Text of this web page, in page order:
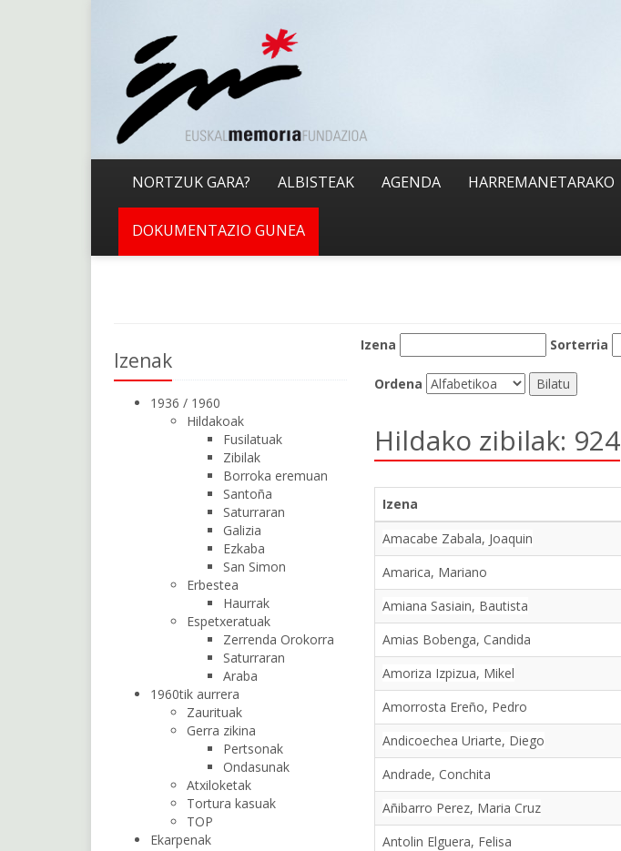
NORTZUK GARA? ALBISTEAK AGENDA HARREMANETARAKO
DOKUMENTAZIO GUNEA
Izenak
1936 / 1960
Hildakoak
Fusilatuak
Zibilak
Borroka eremuan
Santoña
Saturraran
Galizia
Ezkaba
San Simon
Erbestea
Haurrak
Espetxeratuak
Zerrenda Orokorra
Saturraran
Araba
1960tik aurrera
Zaurituak
Gerra zikina
Pertsonak
Ondasunak
Atxiloketak
Tortura kasuak
TOP
Ekarpenak
Izena Sorterria
Ordena
Hildako zibilak: 924
Izena
Amacabe Zabala, Joaquin
Amarica, Mariano
Amiana Sasiain, Bautista
Amias Bobenga, Candida
Amoriza Izpizua, Mikel
Amorrosta Ereño, Pedro
Andicoechea Uriarte, Diego
Andrade, Conchita
Añibarro Perez, Maria Cruz
Antolin Elguera, Felisa